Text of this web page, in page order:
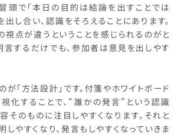
頭で「本日の目的は結論を出すことでは
出し合い、認識をそろえることにあります。
視点が違うということを感じられるのがと
言するだけでも、参加者は意見を出しやす
が「方法設計」です。付箋やホワイトボード
化することで、“誰かの発言”という認識
そのものに注目しやすくなります。それと
しやすくなり、発言もしやすくなっていきま